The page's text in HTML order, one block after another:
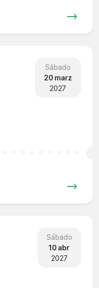
Sábado
20 marz
2027
Sábado
10 abr
2027